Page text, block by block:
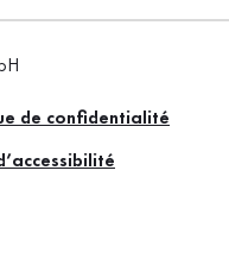
de confidentialité